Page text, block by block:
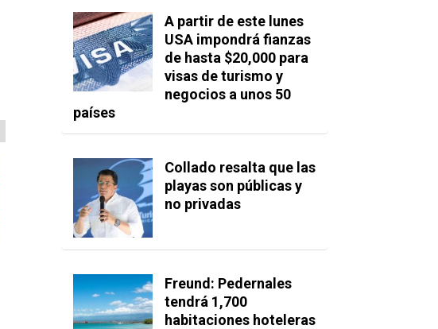
A partir de este lunes
USA impondrá fianzas
de hasta $20,000 para
visas de turismo y
negocios a unos 50
países
Collado resalta que las
playas son públicas y
no privadas
Freund: Pedernales
tendrá 1,700
habitaciones hoteleras